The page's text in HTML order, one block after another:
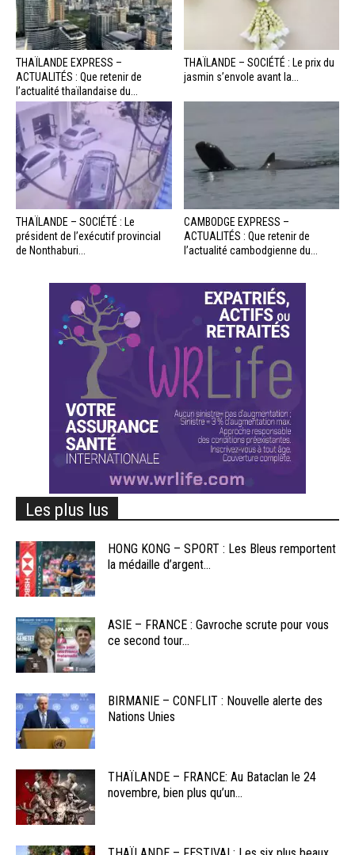
THAÏLANDE EXPRESS –
ACTUALITÉS : Que retenir de
l’actualité thaïlandaise du...
THAÏLANDE – SOCIÉTÉ : Le prix du
jasmin s’envole avant la...
THAÏLANDE – SOCIÉTÉ : Le
président de l’exécutif provincial
de Nonthaburi...
CAMBODGE EXPRESS –
ACTUALITÉS : Que retenir de
l’actualité cambodgienne du...
Les plus lus
HONG KONG – SPORT : Les Bleus remportent
la médaille d’argent...
ASIE – FRANCE : Gavroche scrute pour vous
ce second tour...
BIRMANIE – CONFLIT : Nouvelle alerte des
Nations Unies
THAÏLANDE – FRANCE: Au Bataclan le 24
novembre, bien plus qu’un...